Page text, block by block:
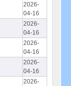
2026-
04-16
2026-
04-16
2026-
04-16
2026-
04-16
2026-